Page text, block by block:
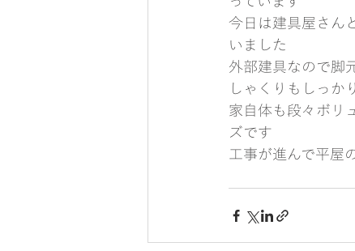
今日は建具屋さん
いました
外部建具なので脚
しゃくりもしっか
家自体も段々ボリ
ズです
工事が進んで平屋